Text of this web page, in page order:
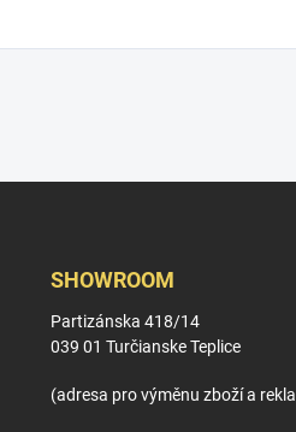
SHOWROOM
Partizánska 418/14
039 01 Turčianske Teplice
(adresa pro výměnu zboží a